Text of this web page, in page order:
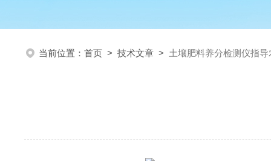
当前位置： 首页 > 技术文章 > 土壤肥料养分检测仪指